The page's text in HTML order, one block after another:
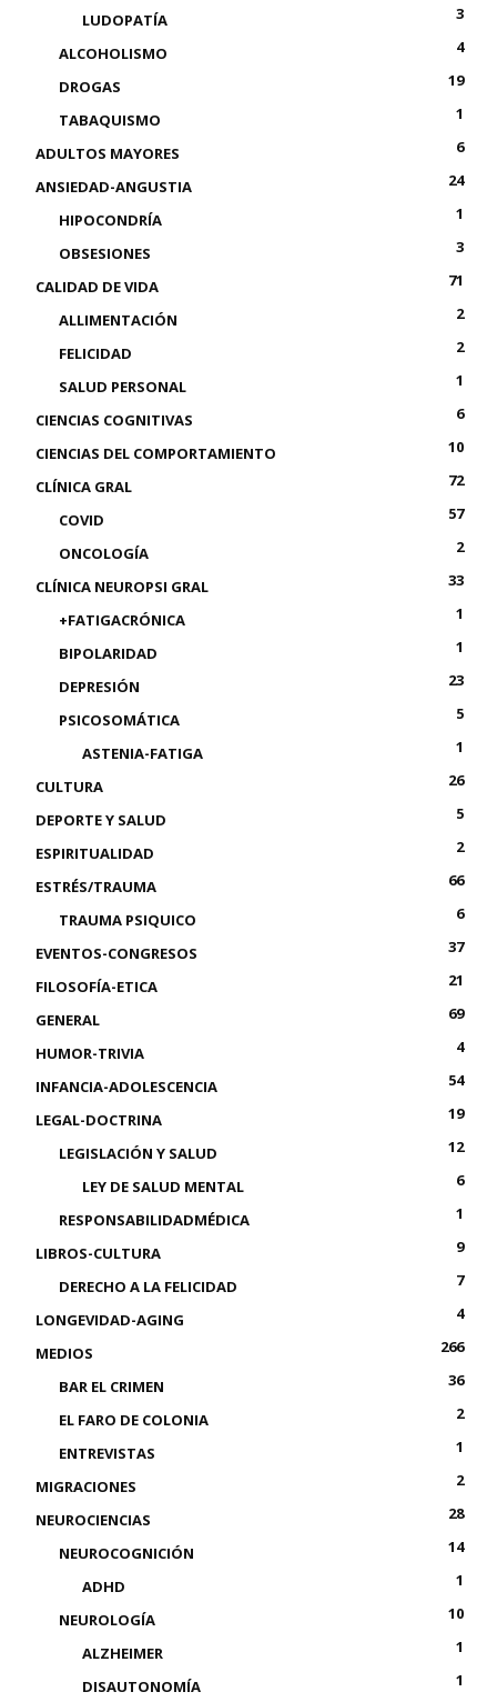
LUDOPATÍA
3
ALCOHOLISMO
4
DROGAS
19
TABAQUISMO
1
ADULTOS MAYORES
6
ANSIEDAD-ANGUSTIA
24
HIPOCONDRÍA
1
OBSESIONES
3
CALIDAD DE VIDA
71
ALLIMENTACIÓN
2
FELICIDAD
2
SALUD PERSONAL
1
CIENCIAS COGNITIVAS
6
CIENCIAS DEL COMPORTAMIENTO
10
CLÍNICA GRAL
72
COVID
57
ONCOLOGÍA
2
CLÍNICA NEUROPSI GRAL
33
+FATIGACRÓNICA
1
BIPOLARIDAD
1
DEPRESIÓN
23
PSICOSOMÁTICA
5
ASTENIA-FATIGA
1
CULTURA
26
DEPORTE Y SALUD
5
ESPIRITUALIDAD
2
ESTRÉS/TRAUMA
66
TRAUMA PSIQUICO
6
EVENTOS-CONGRESOS
37
FILOSOFÍA-ETICA
21
GENERAL
69
HUMOR-TRIVIA
4
INFANCIA-ADOLESCENCIA
54
LEGAL-DOCTRINA
19
LEGISLACIÓN Y SALUD
12
LEY DE SALUD MENTAL
6
RESPONSABILIDADMÉDICA
1
LIBROS-CULTURA
9
DERECHO A LA FELICIDAD
7
LONGEVIDAD-AGING
4
MEDIOS
266
BAR EL CRIMEN
36
EL FARO DE COLONIA
2
ENTREVISTAS
1
MIGRACIONES
2
NEUROCIENCIAS
28
NEUROCOGNICIÓN
14
ADHD
1
NEUROLOGÍA
10
ALZHEIMER
1
DISAUTONOMÍA
1